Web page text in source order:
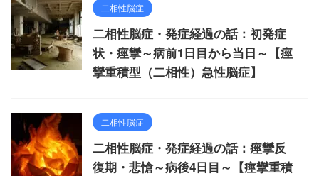
二相性脳症
二相性脳症・発症経過の話：初発症
状・痙攣～病前1日目から当日～【痙
攣重積型（二相性）急性脳症】
二相性脳症
二相性脳症・発症経過の話：痙攣反
復期・悲愴～病後4日目～【痙攣重積